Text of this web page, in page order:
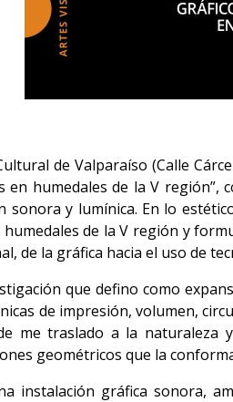
de Valparaíso (Calle
humedales de la V región”,
y lumínica. En lo
de la V región y
de la gráfica hacia el uso de
que defino como
de impresión, volumen,
me traslado a la naturaleza
geométricos que la
gráfica sonora,